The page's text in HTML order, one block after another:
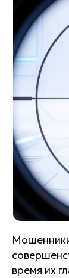
время их